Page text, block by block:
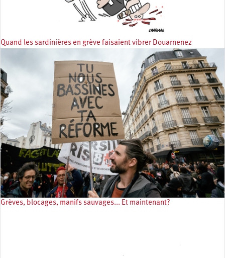
Quand les sardinières en grève faisaient vibrer Douarnenez
Grèves, blocages, manifs sauvages... Et maintenant?